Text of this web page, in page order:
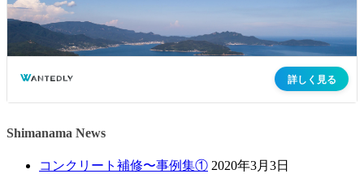
Shimanama News
コンクリート補修〜事例集① 2020年3月3日